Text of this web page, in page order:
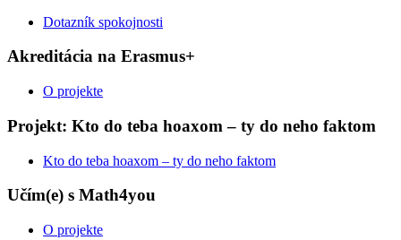
Dotazník spokojnosti
Akreditácia na Erasmus+
O projekte
Projekt: Kto do teba hoaxom – ty do neho faktom
Kto do teba hoaxom – ty do neho faktom
Učím(e) s Math4you
O projekte